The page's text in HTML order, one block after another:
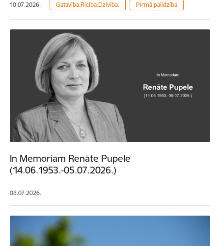
10.07.2026. Gatavība.Rīcība.Dzīvība. Pirmā palīdzība
In Memoriam Renāte Pupele
(14.06.1953.-05.07.2026.)
08.07.2026.